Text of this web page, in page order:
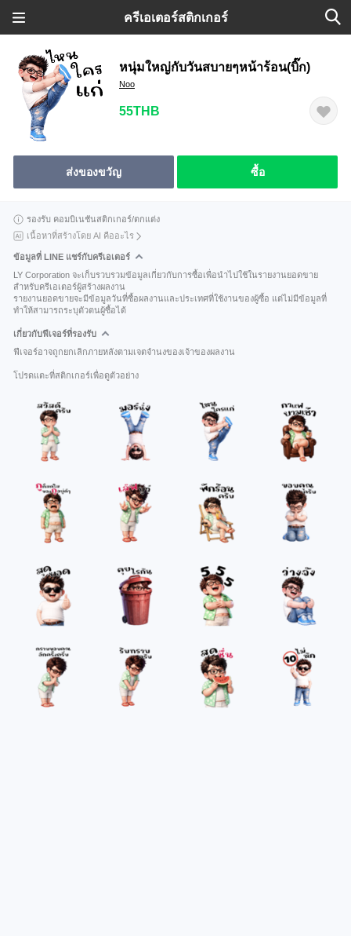
ครีเอเตอร์สติกเกอร์
หนุ่มใหญ่กับวันสบายๆหน้าร้อน(บิ๊ก)
Noo
55THB
ส่งของขวัญ ซื้อ
รองรับ คอมบิเนชันสติกเกอร์/ตกแต่ง
เนื้อหาที่สร้างโดย AI คืออะไร
ข้อมูลที่ LINE แชร์กับครีเอเตอร์
LY Corporation จะเก็บรวบรวมข้อมูลเกี่ยวกับการซื้อเพื่อนำไปใช้ในรายงานยอดขาย
สำหรับครีเอเตอร์ผู้สร้างผลงาน
รายงานยอดขายจะมีข้อมูลวันที่ซื้อผลงานและประเทศที่ใช้งานของผู้ซื้อ แต่ไม่มีข้อมูลที่
ทำให้สามารถระบุตัวตนผู้ซื้อได้
เกี่ยวกับฟีเจอร์ที่รองรับ
ฟีเจอร์อาจถูกยกเลิกภายหลังตามเจตจำนงของเจ้าของผลงาน
โปรดแตะที่สติกเกอร์เพื่อดูตัวอย่าง